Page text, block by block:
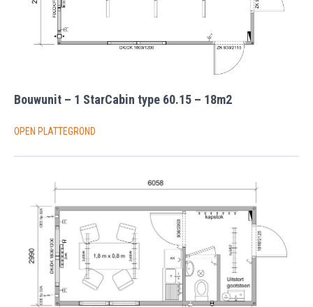
Bouwunit – 1 StarCabin type 60.15 – 18m2
OPEN PLATTEGROND